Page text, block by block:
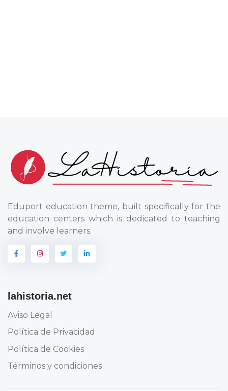
Eduport education theme, built specifically for the
education centers which is dedicated to teaching
and involve learners.
lahistoria.net
Aviso Legal
Política de Privacidad
Política de Cookies
Términos y condiciones